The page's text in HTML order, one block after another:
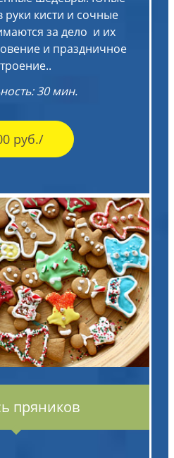
руки кисти и сочные
за дело и их
и праздничное
30 мин.
руб./
пряников